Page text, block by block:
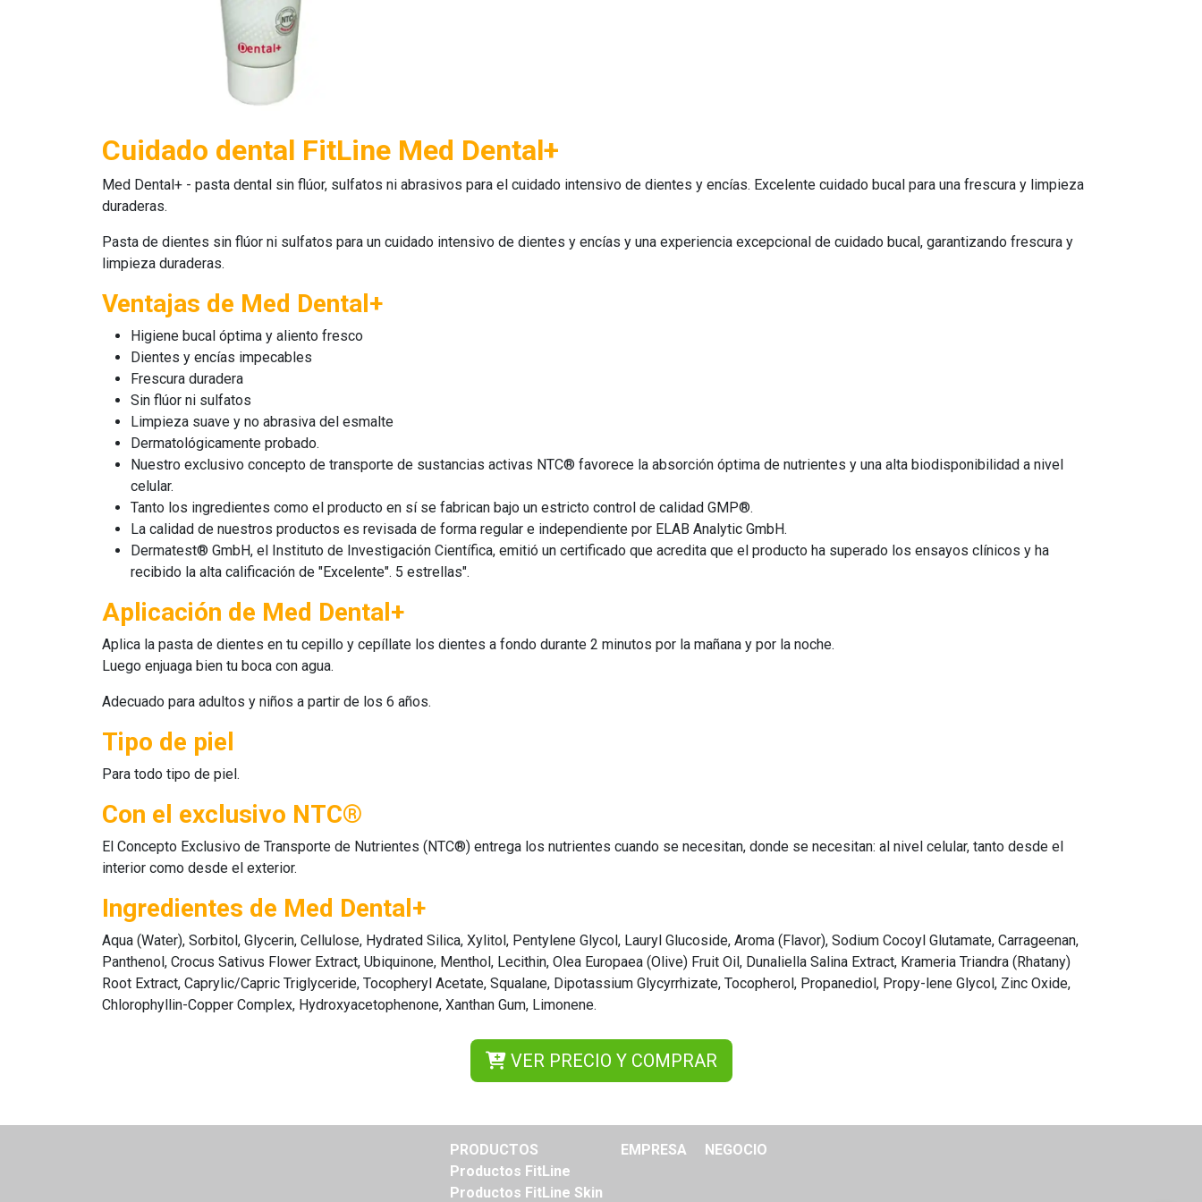
Cuidado dental FitLine Med Dental+
Med Dental+ - pasta dental sin flúor, sulfatos ni abrasivos para el cuidado intensivo de dientes y encías. Excelente cuidado bucal para una frescura y limpieza
duraderas.
Pasta de dientes sin flúor ni sulfatos para un cuidado intensivo de dientes y encías y una experiencia excepcional de cuidado bucal, garantizando frescura y
limpieza duraderas.
Ventajas de Med Dental+
Higiene bucal óptima y aliento fresco
Dientes y encías impecables
Frescura duradera
Sin flúor ni sulfatos
Limpieza suave y no abrasiva del esmalte
Dermatológicamente probado.
Nuestro exclusivo concepto de transporte de sustancias activas NTC® favorece la absorción óptima de nutrientes y una alta biodisponibilidad a nivel
celular.
Tanto los ingredientes como el producto en sí se fabrican bajo un estricto control de calidad GMP®.
La calidad de nuestros productos es revisada de forma regular e independiente por ELAB Analytic GmbH.
Dermatest® GmbH, el Instituto de Investigación Científica, emitió un certificado que acredita que el producto ha superado los ensayos clínicos y ha
recibido la alta calificación de "Excelente". 5 estrellas".
Aplicación de Med Dental+
Aplica la pasta de dientes en tu cepillo y cepíllate los dientes a fondo durante 2 minutos por la mañana y por la noche.
Luego enjuaga bien tu boca con agua.
Adecuado para adultos y niños a partir de los 6 años.
Tipo de piel
Para todo tipo de piel.
Con el exclusivo NTC®
El Concepto Exclusivo de Transporte de Nutrientes (NTC®) entrega los nutrientes cuando se necesitan, donde se necesitan: al nivel celular, tanto desde el
interior como desde el exterior.
Ingredientes de Med Dental+
Aqua (Water), Sorbitol, Glycerin, Cellulose, Hydrated Silica, Xylitol, Pentylene Glycol, Lauryl Glucoside, Aroma (Flavor), Sodium Cocoyl Glutamate, Carrageenan,
Panthenol, Crocus Sativus Flower Extract, Ubiquinone, Menthol, Lecithin, Olea Europaea (Olive) Fruit Oil, Dunaliella Salina Extract, Krameria Triandra (Rhatany)
Root Extract, Caprylic/Capric Triglyceride, Tocopheryl Acetate, Squalane, Dipotassium Glycyrrhizate, Tocopherol, Propanediol, Propy-lene Glycol, Zinc Oxide,
Chlorophyllin-Copper Complex, Hydroxyacetophenone, Xanthan Gum, Limonene.
VER PRECIO Y COMPRAR
PRODUCTOS
Productos FitLine
Productos FitLine Skin
EMPRESA NEGOCIO